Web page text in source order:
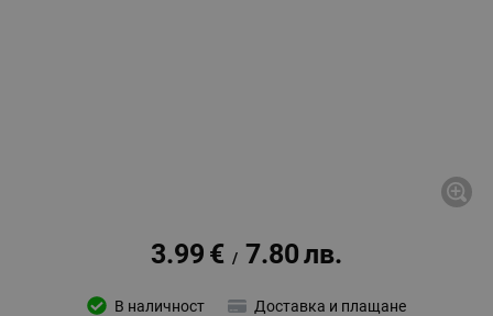
3.99 € / 7.80лв.
В наличност Доставка и плащане